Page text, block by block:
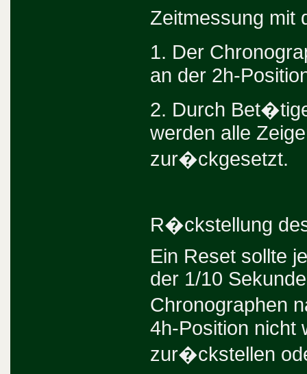
Zeitmessung mit
1. Der
an der 2h-
2. Durch
werden alle
zur�ckgesetzt.
R�ckstellung
Ein Reset sollte
der 1/10
Chronographen
4h-Position nicht
zur�ckstellen